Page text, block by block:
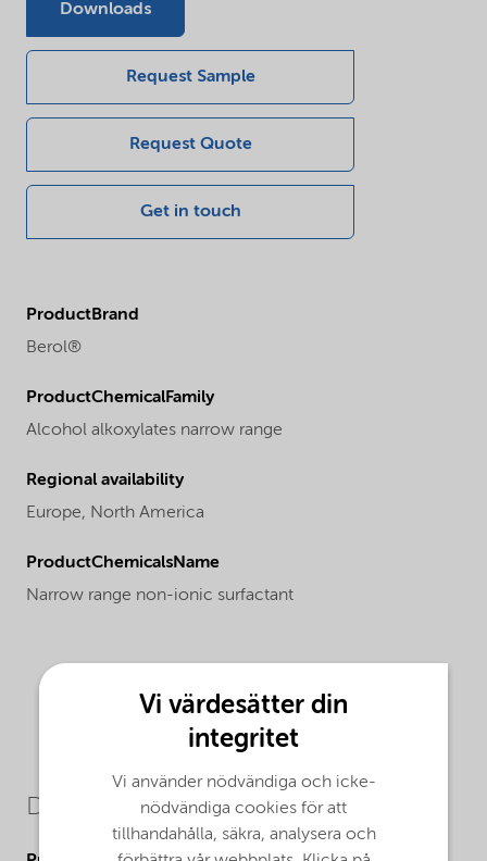
Downloads
Request Sample
Request Quote
Get in touch
ProductBrand
Berol®
ProductChemicalFamily
Alcohol alkoxylates narrow range
Regional availability
Europe, North America
ProductChemicalsName
Narrow range non-ionic surfactant
Downloads
Vi värdesätter din
integritet
Vi använder nödvändiga och icke-
nödvändiga cookies för att
tillhandahålla, säkra, analysera och